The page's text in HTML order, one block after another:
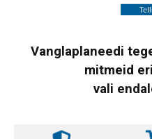
Vanglaplaneedi
mitmeid
vali